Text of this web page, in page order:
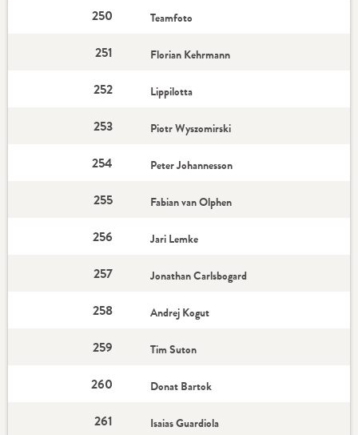
250 Teamfoto
251 Florian Kehrmann
252 Lippilotta
253 Piotr Wyszomirski
254 Peter Johannesson
255 Fabian van Olphen
256 Jari Lemke
257 Jonathan Carlsbogard
258 Andrej Kogut
259 Tim Suton
260 Donat Bartok
261 Isaias Guardiola